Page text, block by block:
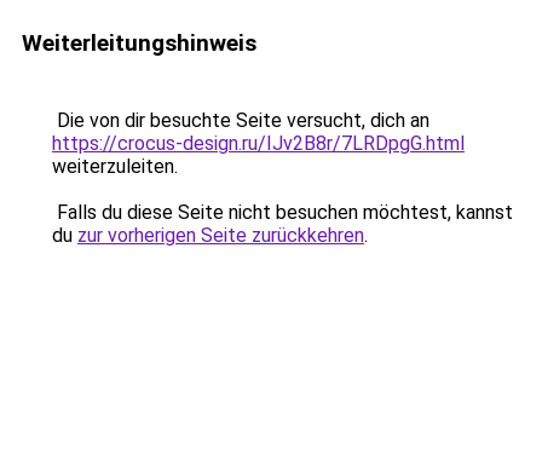
Weiterleitungshinweis
Die von dir besuchte Seite versucht, dich an
https://crocus-design.ru/IJv2B8r/7LRDpgG.html
weiterzuleiten.
Falls du diese Seite nicht besuchen möchtest, kannst
du zur vorherigen Seite zurückkehren.